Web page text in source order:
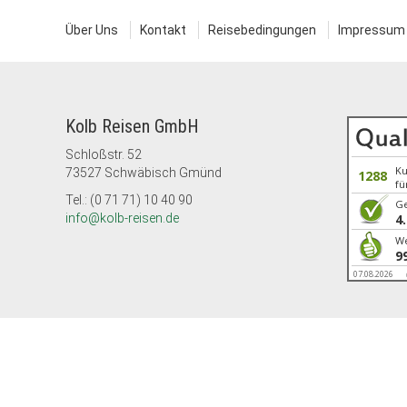
Über Uns Kontakt Reisebedingungen Impressum
Kolb Reisen GmbH
Schloßstr. 52
73527 Schwäbisch Gmünd
Tel.: (0 71 71) 10 40 90
info@kolb-reisen.de
1288
07.08.2026